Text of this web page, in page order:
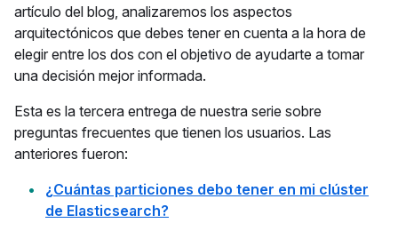
artículo del blog, analizaremos los aspectos
arquitectónicos que debes tener en cuenta a la hora de
elegir entre los dos con el objetivo de ayudarte a tomar
una decisión mejor informada.
Esta es la tercera entrega de nuestra serie sobre
preguntas frecuentes que tienen los usuarios. Las
anteriores fueron:
¿Cuántas particiones debo tener en mi clúster
de Elasticsearch?